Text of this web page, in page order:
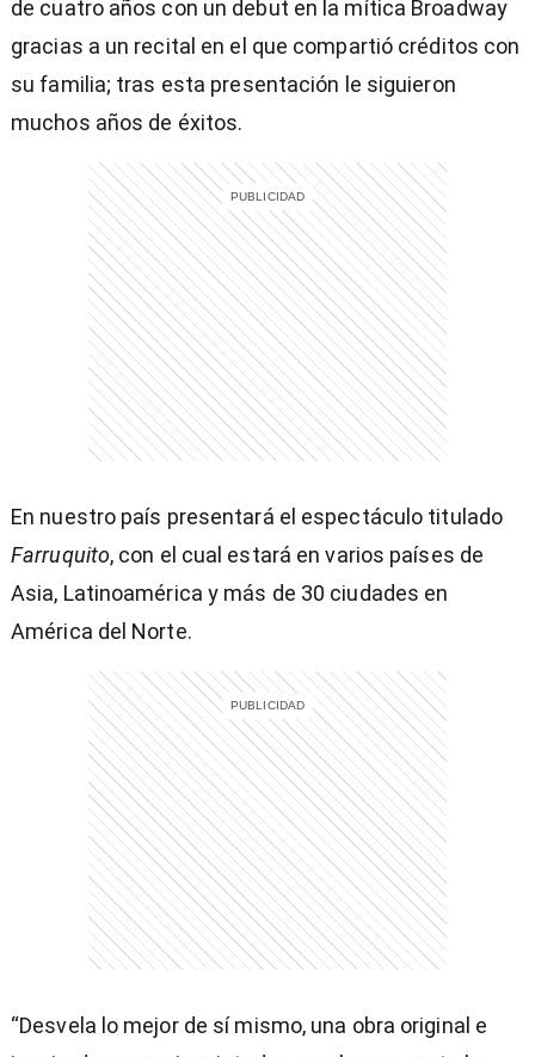
de cuatro años con un debut en la mítica Broadway
gracias a un recital en el que compartió créditos con
su familia; tras esta presentación le siguieron
muchos años de éxitos.
En nuestro país presentará el espectáculo titulado
Farruquito, con el cual estará en varios países de
Asia, Latinoamérica y más de 30 ciudades en
América del Norte.
“Desvela lo mejor de sí mismo, una obra original e